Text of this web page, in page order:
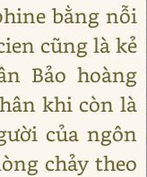
bằng nỗi
cũng là kẻ
Bảo hoàng
khi còn là
của ngôn
chảy theo